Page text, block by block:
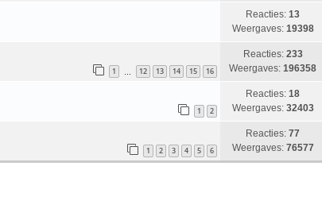
Reacties: 13
Weergaves: 19398
1 … 12 13 14 15 16
Reacties: 233
Weergaves: 196358
1 2
Reacties: 18
Weergaves: 32403
1 2 3 4 5 6
Reacties: 77
Weergaves: 76577